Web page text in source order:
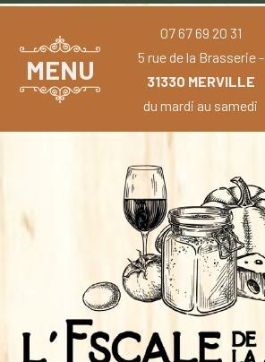
MENU
07 67 69 20 31
5 rue de la Brasserie -
31330 MERVILLE
du mardi au samedi